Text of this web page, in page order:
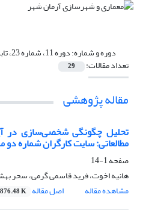
دوره و شماره:دوره 11، شماره 23، تابستان 1397، صفحه 1-372
تعداد مقالات: 29
مقاله پژوهشی
تحلیل چگونگی شخصی‌سازی در
مطالعاتی: سایت کارگران شماره
صفحه1-14
هانیه اخوت، فرید قاسمی گرمی، سحر
مشاهده مقاله
اصل مقاله 876.48 K